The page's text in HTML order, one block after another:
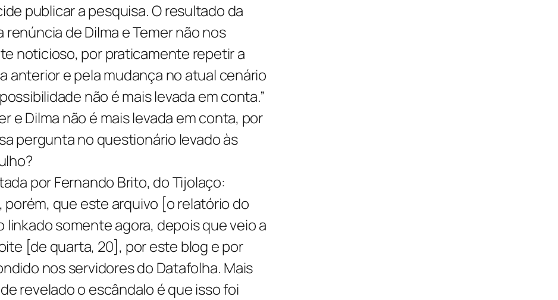
publicar a pesquisa. O resultado da
de Dilma e Temer não nos
noticioso, por praticamente repetir a
anterior e pela mudança no atual cenário
não é mais levada em conta.”
e Dilma não é mais levada em conta, por
pergunta no questionário levado às
por Fernando Brito, do Tijolaço:
porém, que este arquivo [o relatório do
somente agora, depois que veio a
[de quarta, 20], por este blog e por
nos servidores do Datafolha. Mais
revelado o escândalo é que isso foi